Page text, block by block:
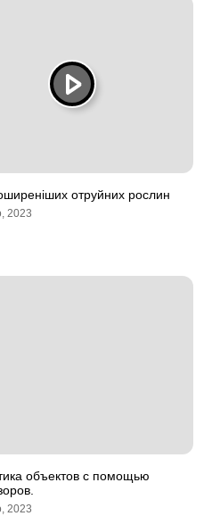
отруйних рослин
2023
объектов с помощью
2023